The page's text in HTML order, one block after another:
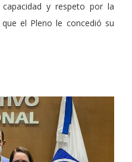
y respeto por la
el Pleno le concedió su